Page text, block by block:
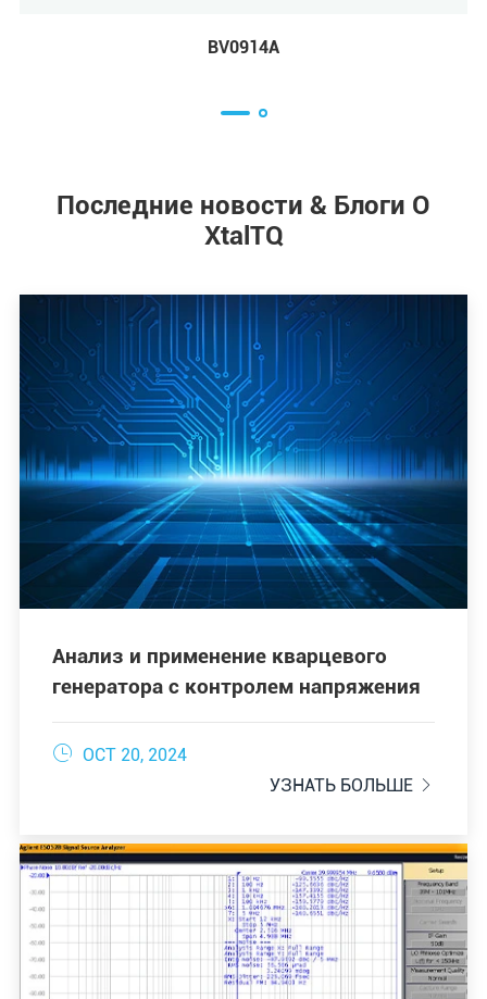
BV0914A
Последние новости & Блоги О
XtalTQ
Анализ и применение кварцевого
генератора с контролем напряжения
 OCT 20, 2024
УЗНАТЬ БОЛЬШЕ 